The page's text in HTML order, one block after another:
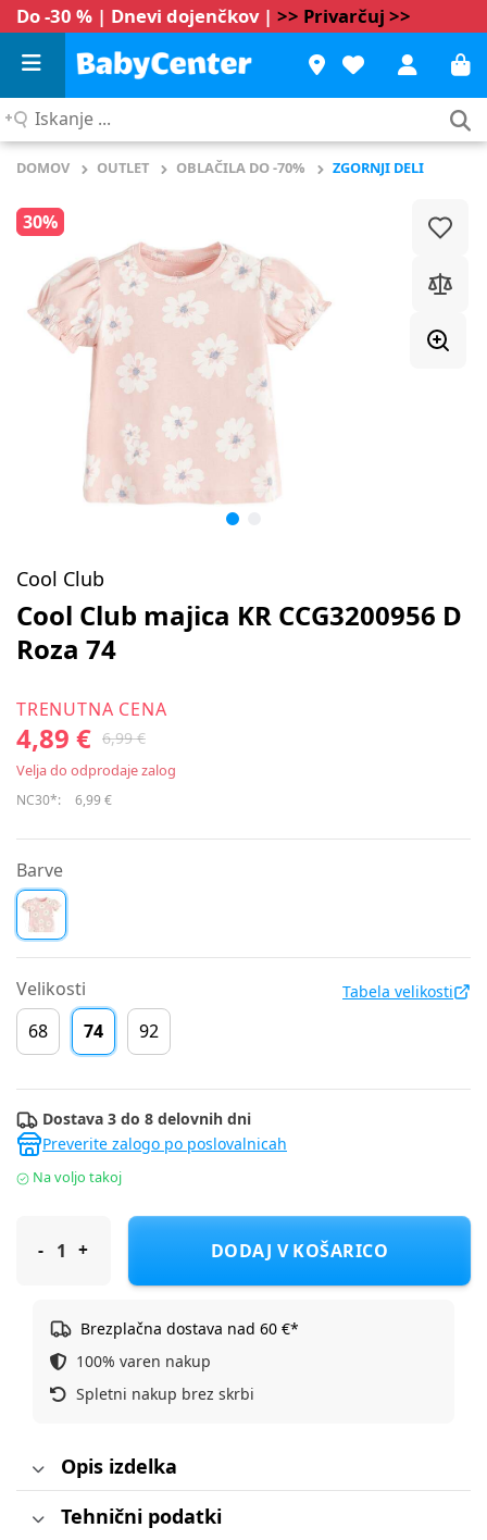
Do -30 % | Dnevi dojenčkov | >> Privarčuj >>
Iskanje
DOMOV OUTLET OBLAČILA DO -70% ZGORNJI DELI
30%
Cool Club
Cool Club majica KR CCG3200956 D
Roza 74
TRENUTNA CENA
4,89 € 6,99 €
Velja do odprodaje zalog
NC30*: 6,99 €
Barve
Velikosti Tabela velikosti
68 74 92
Dostava 3 do 8 delovnih dni
Preverite zalogo po poslovalnicah
Na voljo takoj
Cool Club majica KR CCG3200956 D Roza 74
DODAJ V KOŠARICO
Brezplačna dostava nad 60 €*
100% varen nakup
Spletni nakup brez skrbi
Opis izdelka
Tehnični podatki